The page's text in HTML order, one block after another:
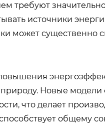
источники
может существенно
Новые
что делает
общему